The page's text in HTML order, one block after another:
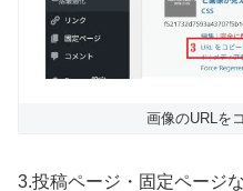
画像のURLを
3.投稿ページ・固定ページ